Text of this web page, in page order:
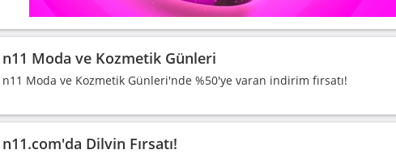
n11 Moda ve Kozmetik Günleri
n11 Moda ve Kozmetik Günleri'nde %50'ye varan indirim fırsatı!
n11.com'da Dilvin Fırsatı!